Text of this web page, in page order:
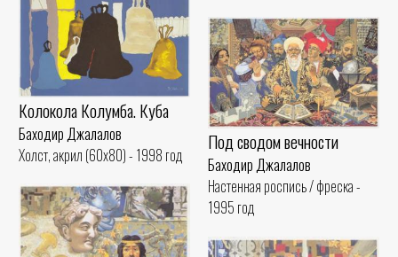
Колокола Колумба. Куба
Баходир Джалалов
Холст, акрил (60x80) - 1998 год
Под сводом вечности
Баходир Джалалов
Настенная роспись / фреска -
1995 год